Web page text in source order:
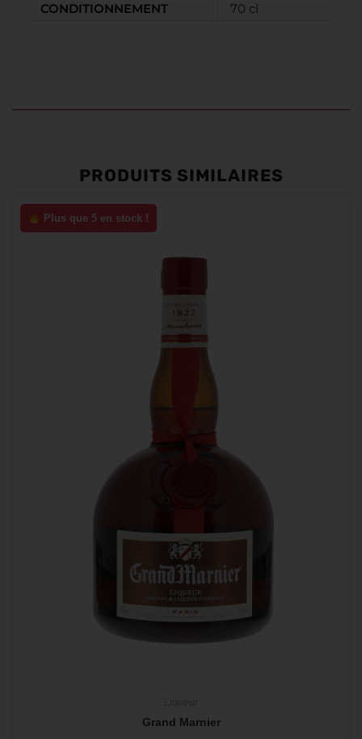
CONDITIONNEMENT
70 cl
PRODUITS SIMILAIRES
Plus que 5 en stock !
Grand Marnier